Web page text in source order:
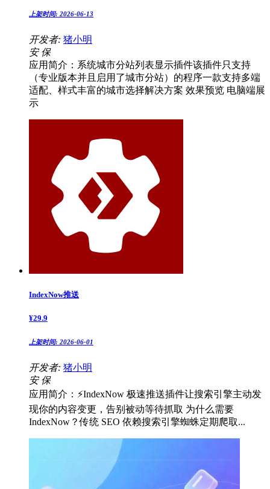
上架时间: 2026-06-13
开发者: 猪小明
安 保
应用简介：系统城市分站列表显示插件该插件只支持
（专业版本并且启用了城市分站）的程序一款支持多端
适配、样式丰富的城市选择解决方案️ 效果预览 电脑端展
示
IndexNow推送
¥29.9
上架时间: 2026-06-01
开发者: 猪小明
安 保
应用简介：⚡IndexNow 极速推送插件让搜索引擎主动发
现你的内容变更，告别被动等待抓取 为什么需要
IndexNow？传统 SEO 依赖搜索引擎蜘蛛定期爬取...